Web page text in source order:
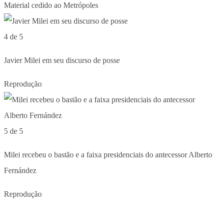
Material cedido ao Metrópoles
4 de 5
Javier Milei em seu discurso de posse
Reprodução
5 de 5
Milei recebeu o bastão e a faixa presidenciais do antecessor Alberto
Fernández
Reprodução